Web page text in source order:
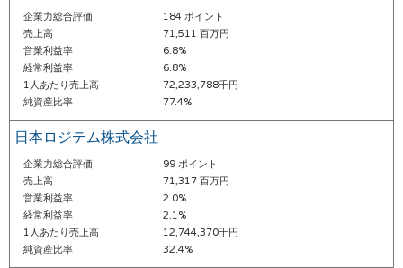
企業力総合評価
184 ポイント
売上高
71,511 百万円
営業利益率
6.8%
経常利益率
6.8%
1人あたり売上高
72,233,788千円
純資産比率
77.4%
日本ロジテム株式会社
企業力総合評価
99 ポイント
売上高
71,317 百万円
営業利益率
2.0%
経常利益率
2.1%
1人あたり売上高
12,744,370千円
純資産比率
32.4%